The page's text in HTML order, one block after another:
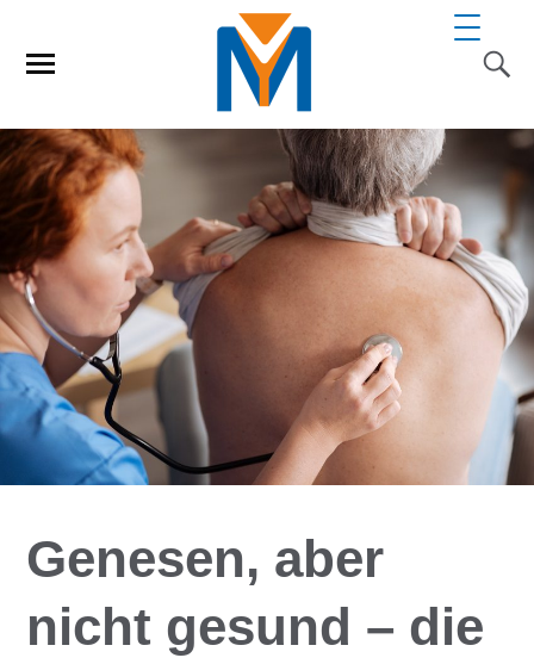
Genesen, aber
nicht gesund – die